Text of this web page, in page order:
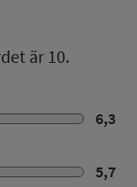
är 10.
6,3
5,7